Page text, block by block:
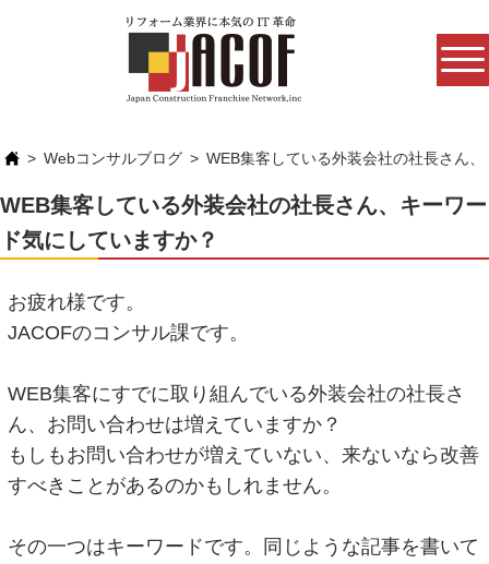
Webコンサルブログ WEB集客している外装会社の社長さん
WEB集客している外装会社の社長さん、キーワー
ド気にしていますか？
お疲れ様です。
JACOFのコンサル課です。
WEB集客にすでに取り組んでいる外装会社の社長さ
ん、お問い合わせは増えていますか？
もしもお問い合わせが増えていない、来ないなら改善
すべきことがあるのかもしれません。
その一つはキーワードです。同じような記事を書いて